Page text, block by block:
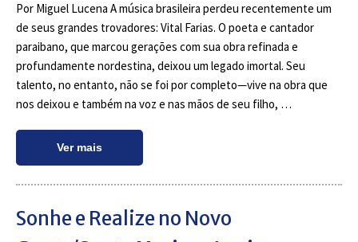
Por Miguel Lucena A música brasileira perdeu recentemente um
de seus grandes trovadores: Vital Farias. O poeta e cantador
paraibano, que marcou gerações com sua obra refinada e
profundamente nordestina, deixou um legado imortal. Seu
talento, no entanto, não se foi por completo—vive na obra que
nos deixou e também na voz e nas mãos de seu filho, …
Ver mais
Sonhe e Realize no Novo